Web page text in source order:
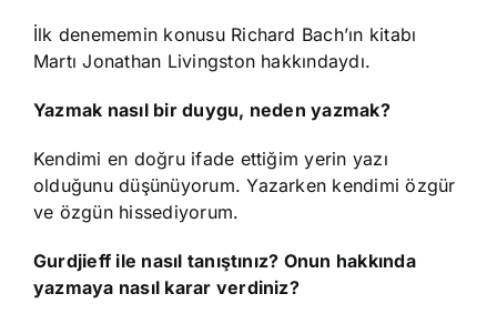
İlk denememin konusu Richard Bach’ın kitabı
Martı Jonathan Livingston hakkındaydı.
Yazmak nasıl bir duygu, neden yazmak?
Kendimi en doğru ifade ettiğim yerin yazı
olduğunu düşünüyorum. Yazarken kendimi özgür
ve özgün hissediyorum.
Gurdjieff ile nasıl tanıştınız? Onun hakkında
yazmaya nasıl karar verdiniz?